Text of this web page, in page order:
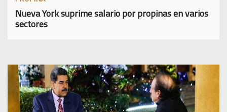
Nueva York suprime salario por propinas en varios
sectores